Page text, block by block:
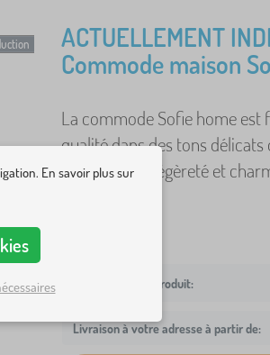
ACTUELLEMENT
Commode maison
La commode Sofie home est
qualité dans des tons
pastel ajoute légèreté et
Livraison à votre adresse à partir de:
En savoir plus sur